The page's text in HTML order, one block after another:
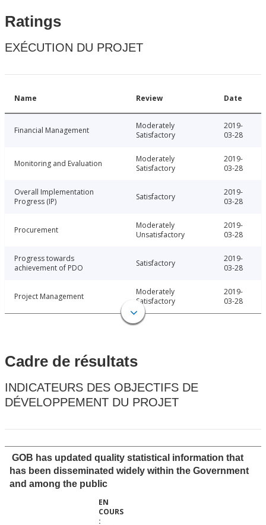
Ratings
EXÉCUTION DU PROJET
Name Review Date
Financial Management
Moderately
Satisfactory
2019-
03-28
Monitoring and Evaluation
Moderately
Satisfactory
2019-
03-28
Overall Implementation
Progress (IP)
Satisfactory
2019-
03-28
Procurement
Moderately
Unsatisfactory
2019-
03-28
Progress towards
achievement of PDO
Satisfactory
2019-
03-28
Project Management
Moderately
Satisfactory
2019-
03-28
Cadre de résultats
INDICATEURS DES OBJECTIFS DE
DÉVELOPPEMENT DU PROJET
GOB has updated quality statistical information that
has been disseminated widely within the Government
and among the public